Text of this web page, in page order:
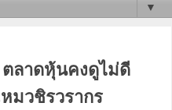
▼
ลาดหุ้นคงดูไม่ดี
มวชิรวรากร